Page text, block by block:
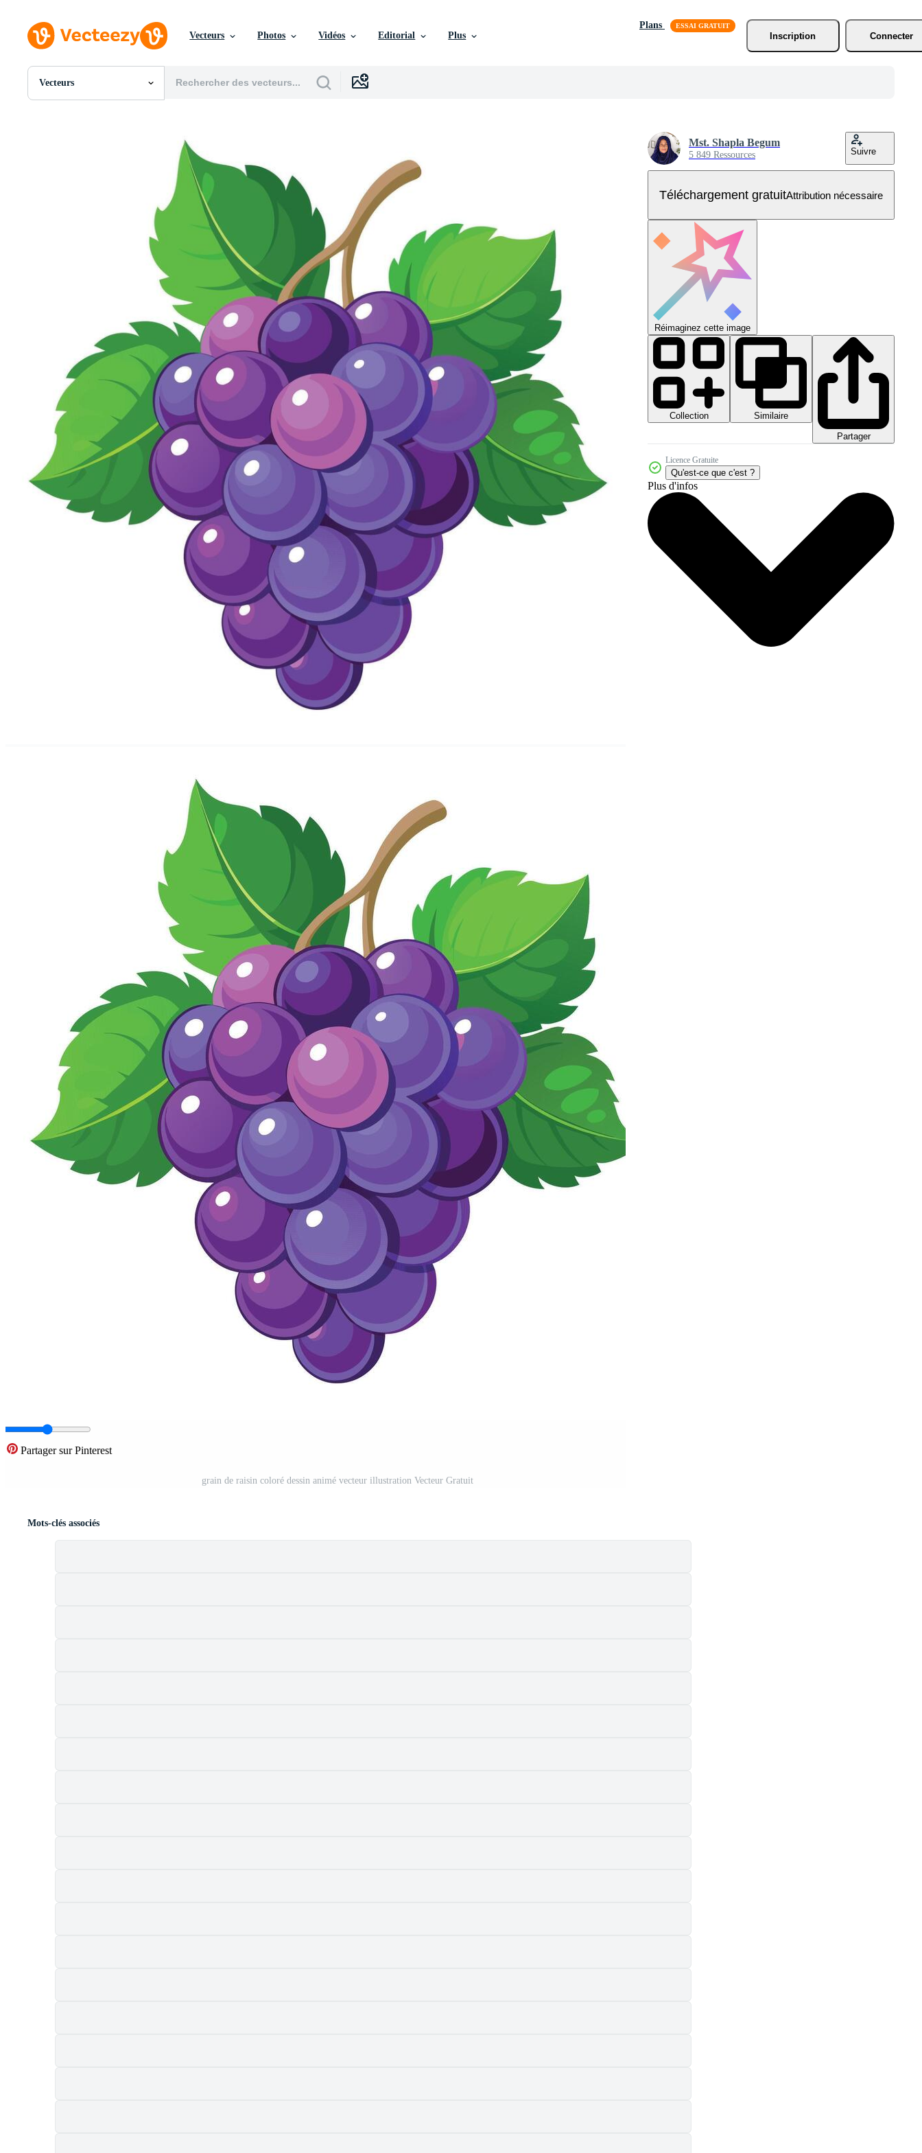
Vecteurs Photos Vidéos Editorial Plus
Plans
Inscription
Connecter
Vecteurs
Toutes Images
Événements Éditoriaux
Partager sur Pinterest
grain de raisin coloré dessin animé vecteur illustration Vecteur Gratuit
Mst. Shapla Begum
5 849 Ressources Suivre
Téléchargement gratuitAttribution nécessaire
Réimaginez cette image
Collection
Similaire
Partager
Licence Gratuite
Qu'est-ce que c'est ?
Plus d'infos
Mots-clés associés